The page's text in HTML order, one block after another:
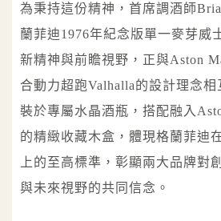
為秉持這份精神，首席調酒師
蘭菲迪1976年紀念版單一麥芽威
新精神與前瞻視野，正與Aston
合動力超跑Valhalla的設計理念
裝於專屬水晶酒瓶，搭配融入
的精緻收藏木盒，體現格蘭菲迪
上的至高標準，彰顯兩大品牌對
與未來視野的共同信念。